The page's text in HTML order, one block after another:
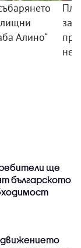
Алино“
ще
българското